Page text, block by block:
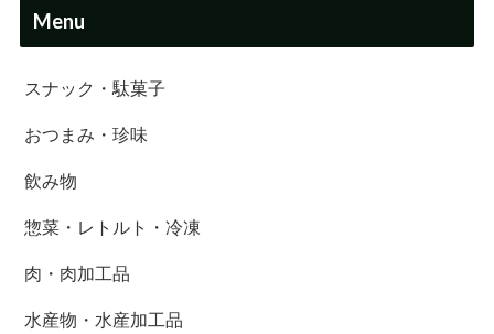
Menu
スナック・駄菓子
おつまみ・珍味
飲み物
惣菜・レトルト・冷凍
肉・肉加工品
水産物・水産加工品